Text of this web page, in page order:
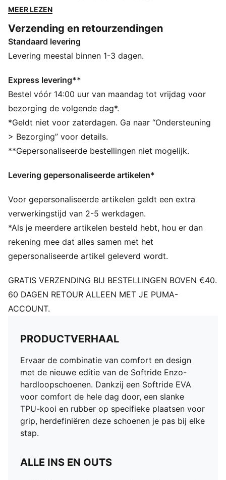
door, een slanke TPU-kooi en rubber op specifieke
bij elke stap.
ALLE INS EN OUTS
Het bovenwerk van de schoenen is gemaakt van
SOFTRIDE: zacht schuim ontworpen voor demping en
comfort, de hele dag door
DETAILS
Rubberen zones voor grip
Dempingsniveau: Laag
Softfoam+ inlegzool
Fijn gemodelleerde TPU-constructie
MEER LEZEN
Verzending en retourzendingen
Standaard levering
Levering meestal binnen 1-3 dagen.
Express levering**
Bestel vóór 14:00 uur van maandag tot vrijdag voor
bezorging de volgende dag*.
*Geldt niet voor zaterdagen. Ga naar “Ondersteuning
> Bezorging” voor details.
**Gepersonaliseerde bestellingen niet mogelijk.
Levering gepersonaliseerde artikelen*
Voor gepersonaliseerde artikelen geldt een extra
verwerkingstijd van 2-5 werkdagen.
*Als je meerdere artikelen besteld hebt, hou er dan
rekening mee dat alles samen met het
gepersonaliseerde artikel geleverd wordt.
GRATIS VERZENDING BIJ BESTELLINGEN BOVEN €40.
60 DAGEN RETOUR ALLEEN MET JE PUMA-
ACCOUNT.
PRODUCTVERHAAL
Ervaar de combinatie van comfort en design
met de nieuwe editie van de Softride Enzo-
hardloopschoenen. Dankzij een Softride EVA
voor comfort de hele dag door, een slanke
TPU-kooi en rubber op specifieke plaatsen voor
grip, herdefiniëren deze schoenen je pas bij elke
stap.
ALLE INS EN OUTS